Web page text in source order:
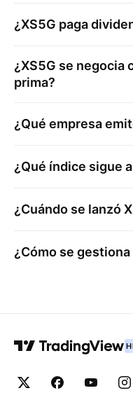
¿XS5G paga
¿XS5G se negocia
prima?
¿Qué empresa
¿Qué índice sigue a
¿Cuándo se lanzó
¿Cómo se gestiona